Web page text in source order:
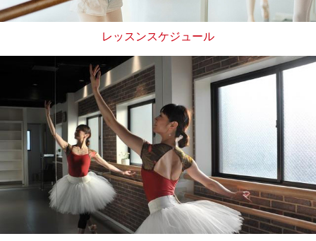
レッスンスケジュール